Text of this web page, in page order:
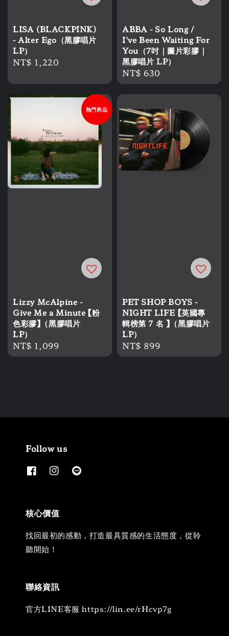
LISA (BLACKPINK)
- Alter Ego（黑膠唱片
LP）
Regular
NT$ 1,220
ABBA - So Long /
I've Been Waiting For
You（7吋｜圖片彩膠｜
黑膠唱片 LP）
Regular
price
NT$ 630
熱門商品
Lizzy McAlpine -
Give Me a Minute 【粉
色彩膠】（黑膠唱片
LP）
Regular
price
NT$ 1,099
PET SHOP BOYS -
NIGHT LIFE 【英國專
輯榜第 7 名 】（黑膠唱片
LP）
Regular
price
NT$ 899
Follow us
核心價值
找回最初的感動，打造最具質感的生活態度，從聆
聽開始！
聯絡資訊
官方LINE客服 https://lin.ee/rHcvp7g